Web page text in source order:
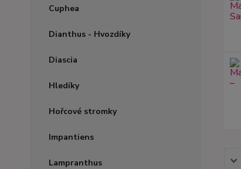
Cuphea
Dianthus - Hvozdíky
Diascia
Hledíky
Hořcové stromky
Impantiens
Lampranthus